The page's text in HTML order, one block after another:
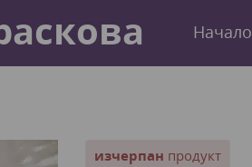
Начало
изчерпан продукт